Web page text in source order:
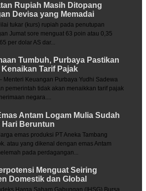
Rupiah Masih Ditopang
Devisa yang Memadai
tukar (kurs) rupiah pada penutupan
Jumat sore menguat 63 poin atau 0,35
per dolar AS dar...
Tumbuh, Purbaya Pastikan
Tarif Pajak
Menteri Keuangan Purbaya Yudhi Sadewa
pemerintah tidak akan menaikkan tarif pajak
negara....
Antam Logam Mulia Sudah
Hari Beruntun
emas produksi PT Aneka Tambang
atau yang dikenal dengan emas Antam
pada perdagangan...
Menguat Seiring
Domestik dan Global
Harga Saham Gabungan (IHSG) Bursa